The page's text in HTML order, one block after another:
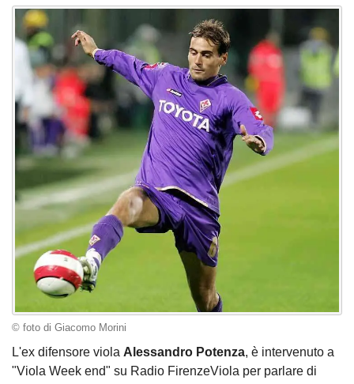
© foto di Giacomo Morini
L'ex difensore viola Alessandro Potenza, è intervenuto a
"Viola Week end" su Radio FirenzeViola per parlare di